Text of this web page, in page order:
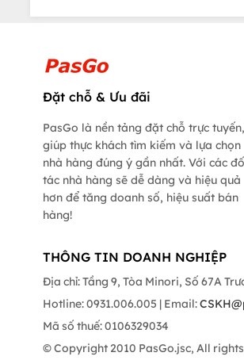
Đặt chỗ & Ưu đãi
PasGo là nền tảng đặt chỗ trực tuyến,
giúp thực khách tìm kiếm và lựa chọn
nhà hàng đúng ý gần nhất. Với các
tác nhà hàng sẽ dễ dàng và hiệu quả
hơn để tăng doanh số, hiệu suất bán
hàng!
THÔNG TIN DOANH NGHIỆP
Địa chỉ: Tầng 9, Tòa Minori, Số 67A
Hotline: 0931.006.005 | Email:
Mã số thuế: 0106329034
© Copyright 2010 PasGo.jsc, All